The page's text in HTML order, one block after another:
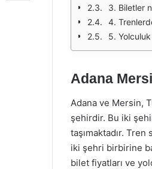
3. Biletler
4.
5. Yolculuk
Adana
Adana ve Mersin,
şehirdir. Bu iki
taşımaktadır.
iki şehri birbirine
bilet fiyatları ve